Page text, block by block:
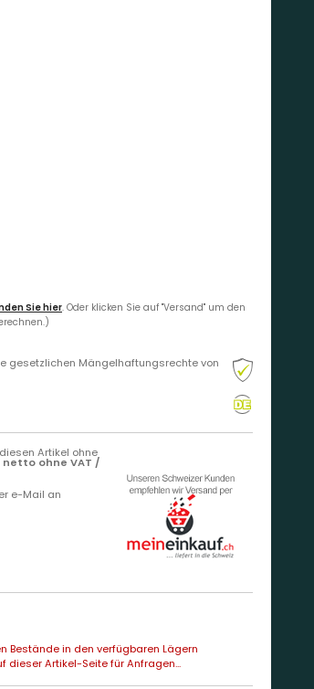
Sie hier. Oder klicken Sie auf "Versand" um den
gesetzlichen Mängelhaftungsrechte von
Artikel ohne
netto ohne VAT /
e-Mail an
Bestände in den verfügbaren Lägern
dieser Artikel-Seite für Anfragen...